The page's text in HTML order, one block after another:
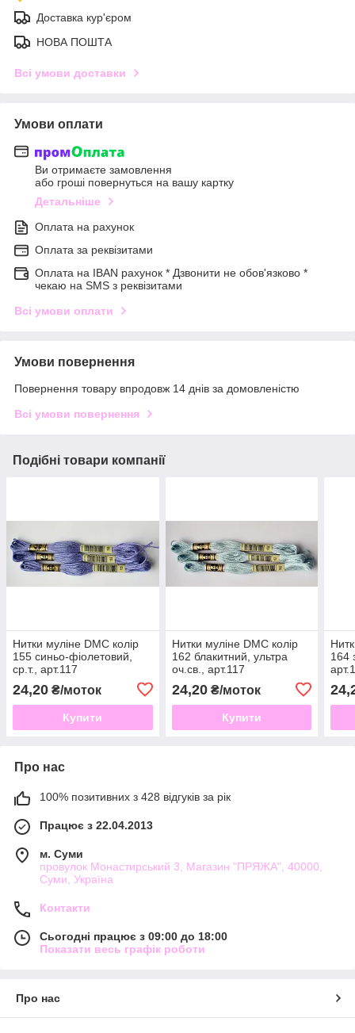
Доставка кур'єром
НОВА ПОШТА
Всі умови доставки
Умови оплати
Ви отримаєте замовлення
або гроші повернуться на вашу картку
Детальніше
Оплата на рахунок
Оплата за реквізитами
Оплата на IBAN рахунок * Дзвонити не обов'язково *
чекаю на SMS з реквізитами
Всі умови оплати
Умови повернення
Повернення товару впродовж 14 днів за домовленістю
Всі умови повернення
Подібні товари компанії
Нитки муліне DMC колір
155 синьо-фіолетовий,
ср.т., арт.117
24,20 ₴/моток
Купити
Нитки муліне DMC колір
162 блакитний, ультра
оч.св., арт.117
24,20₴/моток
Купити
164
Про нас
100% позитивних з 428 відгуків за рік
Працює з 22.04.2013
м. Суми
провулок Монастирський 3, Магазин "ПРЯЖА", 40000,
Суми, Україна
Контакти
Сьогодні працює з 09:00 до 18:00
Показати весь графік роботи
Про нас